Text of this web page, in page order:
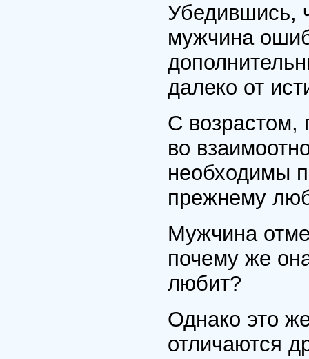
Убедившись,
мужчина
далеко от
С возрастом,
во
необходимы
прежнему
Мужчина
почему же
любит?
Однако это
отличаются